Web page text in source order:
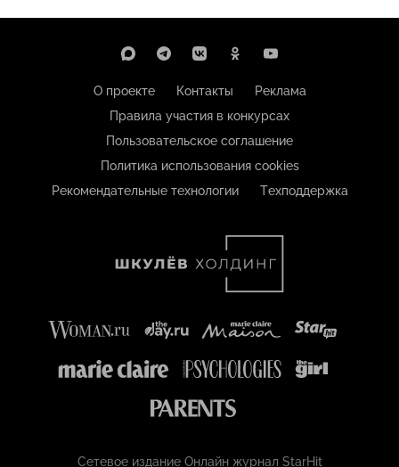
О проекте Контакты
Реклама
Правила участия в конкурсах
Пользовательское соглашение
Политика использования cookies
Рекомендательные технологии
Техподдержка
Сетевое издание Онлайн журнал StarHit